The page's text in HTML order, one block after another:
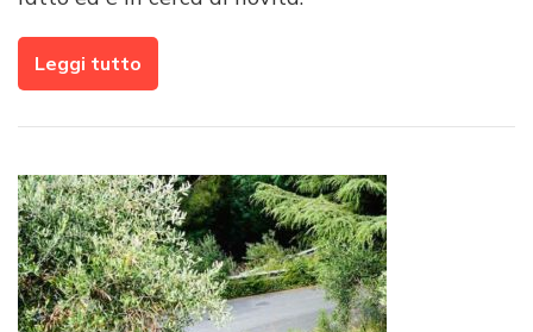
Leggi tutto